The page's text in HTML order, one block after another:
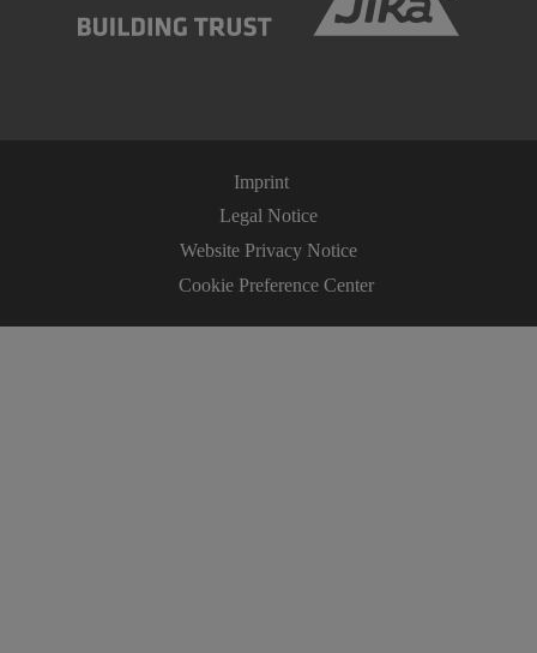
Imprint
Legal Notice
Website Privacy Notice
Cookie Preference Center